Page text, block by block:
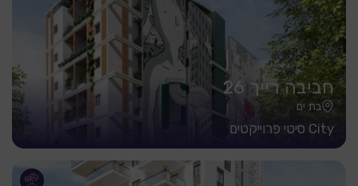
חביבה רייך 26
בת ים
City סיטי פרוייקטים